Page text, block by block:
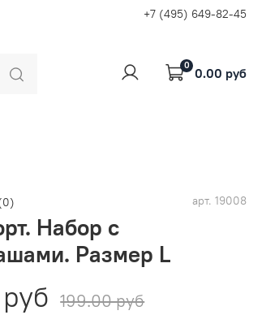
+7 (495) 649-82-45
0 0.00 руб
арт. 19008
Набор с
Размер L
199.00 руб